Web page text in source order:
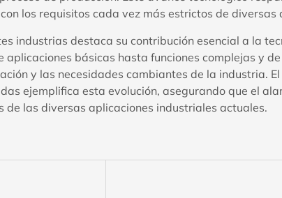
los requisitos cada vez más estrictos de diversas
industrias destaca su contribución esencial a la
aplicaciones básicas hasta funciones complejas y
y las necesidades cambiantes de la industria.
ejemplifica esta evolución, asegurando que el
de las diversas aplicaciones industriales actuales.